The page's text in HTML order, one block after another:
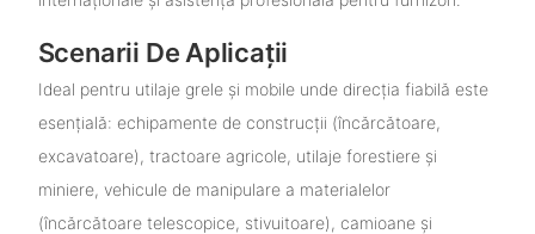
Scenarii De Aplicații
Ideal pentru utilaje grele și mobile unde direcția fiabilă este
esențială: echipamente de construcții (încărcătoare,
excavatoare), tractoare agricole, utilaje forestiere și
miniere, vehicule de manipulare a materialelor
(încărcătoare telescopice, stivuitoare), camioane și